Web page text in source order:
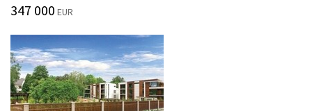
347 000 EUR